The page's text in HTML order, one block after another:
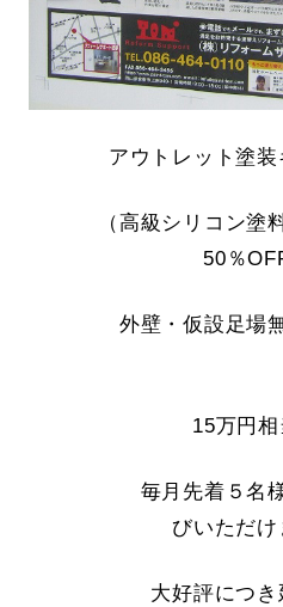
アウトレット塗装
（高級シリコン塗
50％
外壁・仮設足場無
（約
15万円相
毎月先着５名様限
びいただけ
大好評につき